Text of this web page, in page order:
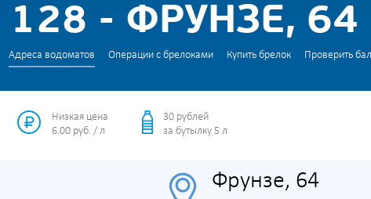
- ФРУНЗЕ, 64
Адреса водоматов Операции с брелоками Купить брелок Проверить
Низкая цена
6.00 руб. / л
30 рублей
за бутылку 5 л
Фрунзе, 64